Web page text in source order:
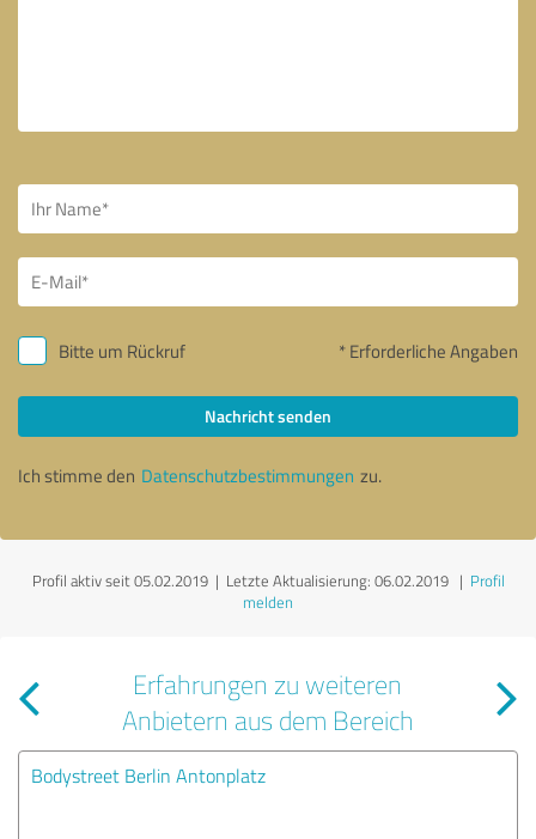
Bitte um Rückruf * Erforderliche Angaben
Nachricht senden
Ich stimme den Datenschutzbestimmungen zu.
Profil aktiv seit 05.02.2019 | Letzte Aktualisierung: 06.02.2019| Profil
melden
Erfahrungen zu weiteren
Anbietern aus dem Bereich
Bodystreet Berlin Antonplatz